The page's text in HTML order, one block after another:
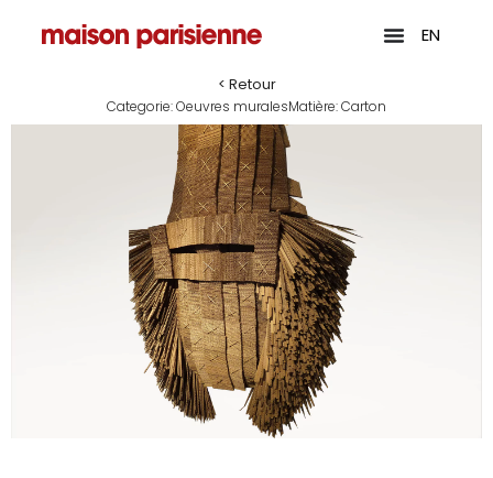
EN
< Retour
Categorie:Oeuvres muralesMatière:Carton